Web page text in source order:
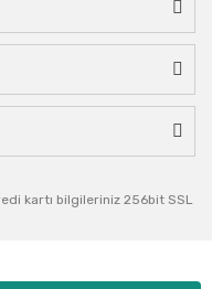
kartı bilgileriniz 256bit SSL